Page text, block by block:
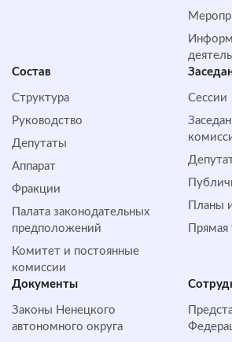
Состав
Структура
Руководство
Депутаты
Аппарат
Фракции
Палата законодательных
предположений
Комитет и постоянные
комиссии
Сессии
Планы
Прямая
Документы
Законы Ненецкого
автономного округа